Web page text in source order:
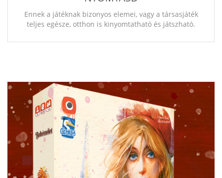
Ennek a játéknak bizonyos elemei, vagy a társasjáték
teljes egésze, otthon is kinyomtatható és játszható.